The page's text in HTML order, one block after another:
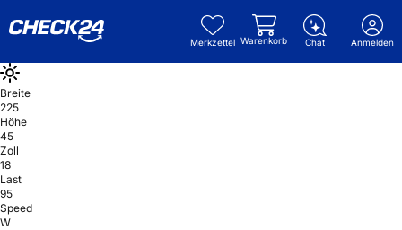
Merkzettel Warenkorb Chat Anmelden
Breite
225
Höhe
45
Zoll
18
Last
95
Speed
W